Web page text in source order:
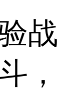
战
，